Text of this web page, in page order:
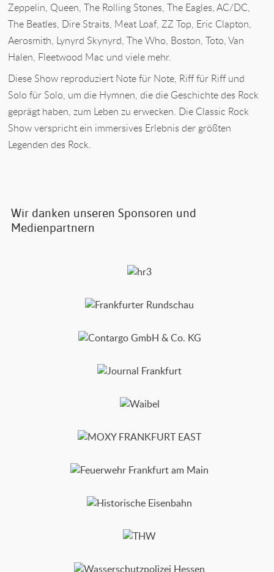
Zeppelin, Queen, The Rolling Stones, The Eagles, AC/DC,
The Beatles, Dire Straits, Meat Loaf, ZZ Top, Eric Clapton,
Aerosmith, Lynyrd Skynyrd, The Who, Boston, Toto, Van
Halen, Fleetwood Mac und viele mehr.
Diese Show reproduziert Note für Note, Riff für Riff und
Solo für Solo, um die Hymnen, die die Geschichte des Rock
geprägt haben, zum Leben zu erwecken. Die Classic Rock
Show verspricht ein immersives Erlebnis der größten
Legenden des Rock.
Wir danken unseren Sponsoren und
Medienpartnern